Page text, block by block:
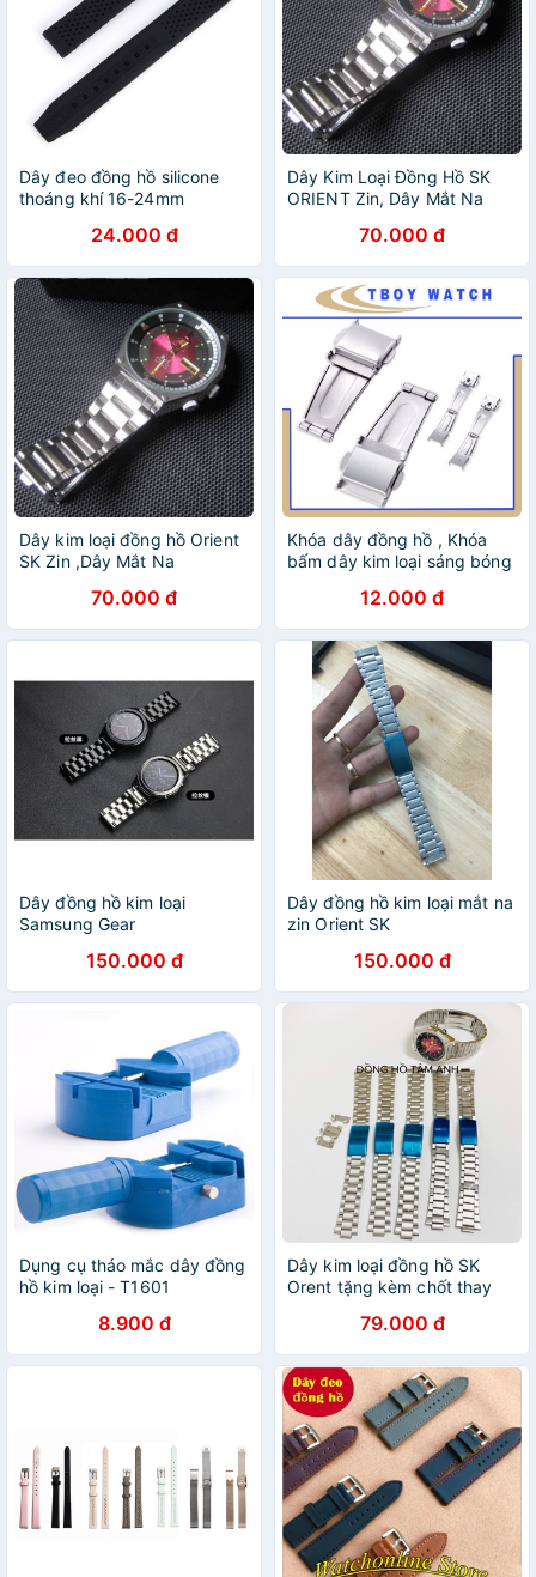
Dây đeo đồng hồ silicone
thoáng khí 16-24mm
24.000 đ
Dây Kim Loại Đồng Hồ SK
ORIENT Zin, Dây Mắt Na
70.000 đ
Dây kim loại đồng hồ Orient
SK Zin ,Dây Mắt Na
70.000 đ
Khóa dây đồng hồ , Khóa
bấm dây kim loại sáng bóng
12.000 đ
Dây đồng hồ kim loại
Samsung Gear
150.000 đ
Dây đồng hồ kim loại mắt na
zin Orient SK
150.000 đ
Dụng cụ tháo mắc dây đồng
hồ kim loại - T1601
8.900 đ
Dây kim loại đồng hồ SK
Orent tặng kèm chốt thay
79.000 đ